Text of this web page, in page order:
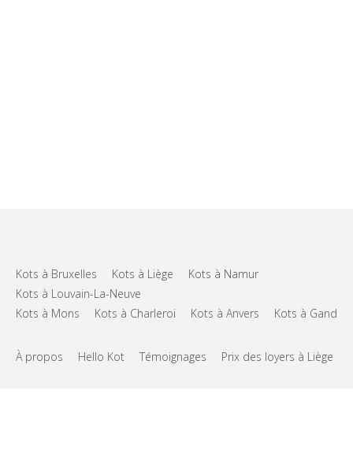
Kots à Bruxelles Kots à Liège
Kots à Namur
Kots à Louvain-La-Neuve
Kots à Mons
Kots à Charleroi Kots à Anvers Kots à Gand
À propos Hello Kot Témoignages Prix des loyers à Liège